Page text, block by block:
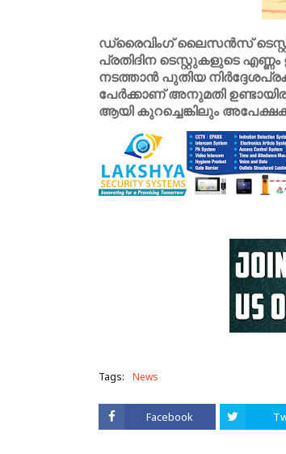
ഡ്രൈവിംഗ് ലൈസൻസ്
പ്രതിദിന ടെസ്റ്റുകളുടെ
നടത്താൻ പുതിയ
പേർക്കാണ് അനുമതി
ആയി കുറച്ചെങ്കിലും
Tags: News
Facebook